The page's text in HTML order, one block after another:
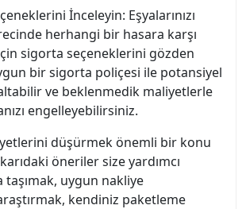
İnceleyin: Eşyalarınızı
herhangi bir hasara karşı
sigorta seçeneklerini gözden
bir sigorta poliçesi ile potansiyel
ve beklenmedik maliyetlerle
engelleyebilirsiniz.
düşürmek önemli bir konu
öneriler size yardımcı
taşımak, uygun nakliye
kendiniz paketleme